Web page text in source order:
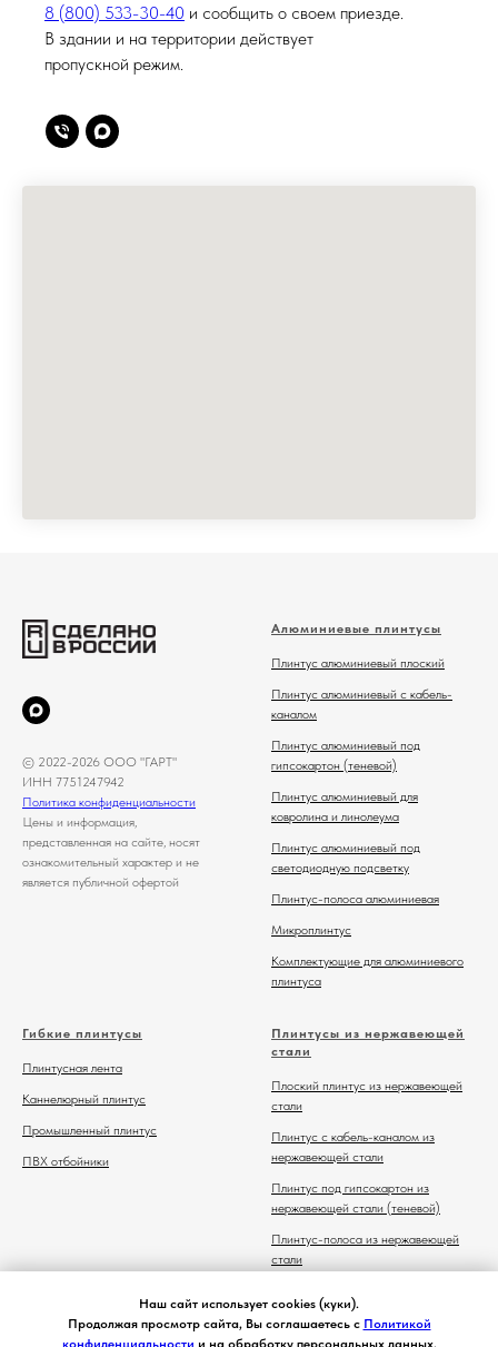
Наш сайт использует cookies (куки).
Продолжая просмотр сайта, Вы соглашаетесь с Политикой
8 (800) 533-30-40 и сообщить о своем приезде.
В здании и на территории действует
пропускной режим.
© 2022-2026 ООО "ГАРТ"
ИНН 7751247942
Политика конфиденциальности
Цены и информация,
представленная на сайте, носят
ознакомительный характер и не
является публичной офертой
Алюминиевые плинтусы
Плинтус алюминиевый плоский
Плинтус алюминиевый с кабель-
каналом
Плинтус алюминиевый под
гипсокартон (теневой)
Плинтус алюминиевый для
ковролина и линолеума
Плинтус алюминиевый под
светодиодную подсветку
Плинтус-полоса алюминиевая
Микроплинтус
Комплектующие для алюминиевого
плинтуса
Гибкие плинтусы
Плинтусная лента
Каннелюрный плинтус
Промышленный плинтус
ПВХ отбойники
Плинтусы из нержавеющей
стали
Плоский плинтус из нержавеющей
стали
Плинтус с кабель-каналом из
нержавеющей стали
Плинтус под гипсокартон из
нержавеющей стали (теневой)
Плинтус-полоса из нержавеющей
стали
нержавеющей стали